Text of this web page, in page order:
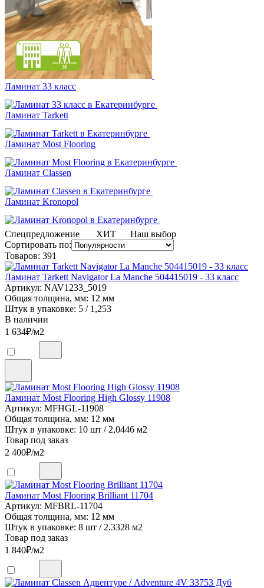
Ламинат 33 класс
Ламинат Tarkett
Ламинат Most Flooring
Ламинат Classen
Ламинат Kronopol
Спецпредложение ХИТ
Наш выбор
Сортировать по:
Товаров: 391
Ламинат Tarkett Navigator La Manche 504415019 - 33 класс
Артикул: NAV1233_5019
Общая толщина, мм: 12 мм
Штук в упаковке: 5 / 1,253
В наличии
1 634₽/м2
Ламинат Most Flooring High Glossy 11908
Артикул: MFHGL-11908
Общая толщина, мм: 12 мм
Штук в упаковке: 10 шт / 2,0446 м2
Товар под заказ
2 400₽/м2
Ламинат Most Flooring Brilliant 11704
Артикул: MFBRL-11704
Общая толщина, мм: 12 мм
Штук в упаковке: 8 шт / 2.3328 м2
Товар под заказ
1 840₽/м2